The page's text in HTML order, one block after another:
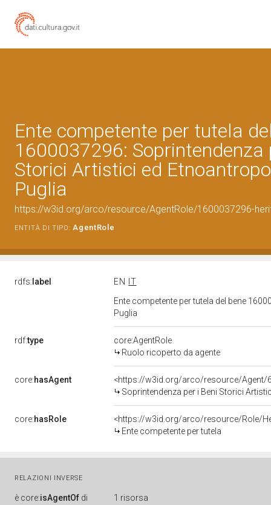
Ente competente per tutela
1600037296: Soprintendenza
Storici Artistici ed
Puglia
https://w3id.org/arco/resource/AgentRole/1600037296-
ENTITÀ DI TIPO: AgentRole
rdfs: label EN
IT
Ente competente per tutela del bene
Puglia
rdf:type
core:AgentRole
Ruolo ricoperto da agente
core:hasAgent
<https://w3id.org/arco/resource/Agent/
Soprintendenza per i Beni Storici
core:hasRole
<https://w3id.org/arco/resource/Role/
Ente competente per tutela
RELAZIONI INVERSE
è core:isAgentOf di 1 risorsa